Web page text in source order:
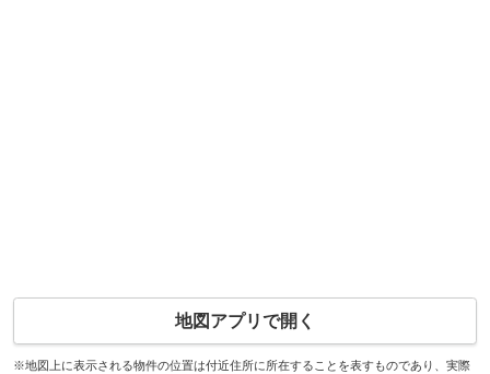
地図アプリで開く
※地図上に表示される物件の位置は付近住所に所在することを表すものであり、実際